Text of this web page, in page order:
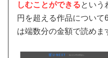
しむことができるという
円を超える作品について
は端数分の金額で読めま